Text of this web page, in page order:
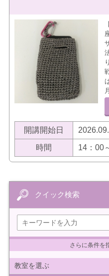
開講開始日
時間 14：00
クイック検索
さらに条件を
教室を選ぶ